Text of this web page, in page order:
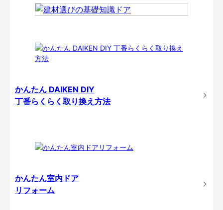
かんたん DAIKEN DIY
丁番らくらく取り換え方法
かんたん室内ドア
リフォーム